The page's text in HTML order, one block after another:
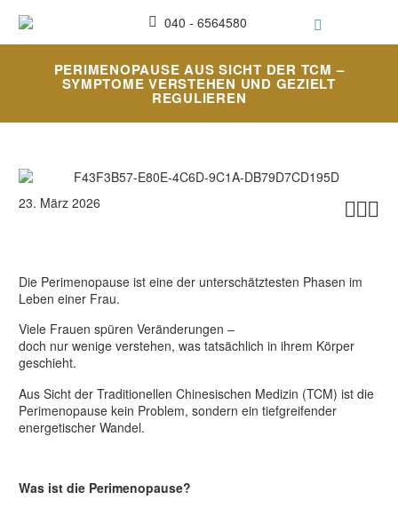
040 - 6564580
PERIMENOPAUSE AUS SICHT DER TCM –
SYMPTOME VERSTEHEN UND GEZIELT
REGULIEREN

23. März 2026
Die Perimenopause ist eine der unterschätztesten Phasen im
Leben einer Frau.
Viele Frauen spüren Veränderungen –
doch nur wenige verstehen, was tatsächlich in ihrem Körper
geschieht.
Aus Sicht der Traditionellen Chinesischen Medizin (TCM) ist die
Perimenopause kein Problem, sondern ein tiefgreifender
energetischer Wandel.
Was ist die Perimenopause?